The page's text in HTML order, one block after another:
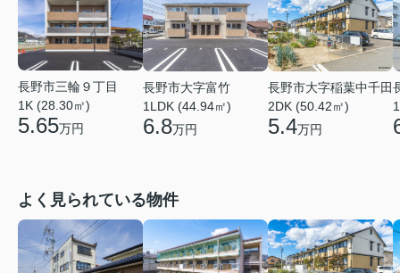
長野市三輪９丁目
1K (28.30㎡)
5.65万円
長野市大字富竹
1LDK (44.94㎡)
6.8万円
長野市大字稲葉中千田
2DK (50.42㎡)
5.4万円
よく見られている物件